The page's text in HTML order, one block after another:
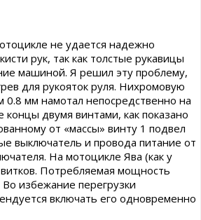
не удается надежно
рук, так как толстые рукавицы
машиной. Я решил эту проблему,
для рукояток руля. Нихромовую
0.8 мм намотал непосредственно на
концы двумя винтами, как показано
от «массы» винту 1 подвел
выключатель и провода питание от
На мотоцикле Ява (как у
Потребляемая мощность
избежание перегрузки
включать его одновременно